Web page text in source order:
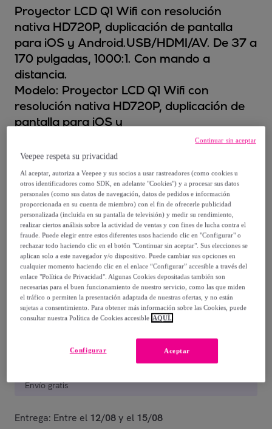
Proyector LCD Q1 Wifi con resolución
nativa HD720P, duplicación de pantalla
para iOS y Android.USB/HDMI/AV. De 37 a
170 pulgadas, 1000:1. Con mando a
distancia.
Modelo: Proyector LCD Q1 Wifi con
resolución nativa HD720P, duplicación de
pantalla para iOS y
Android.USB/HDMI/AV. De 37 a 170
pulgadas, 1000:1. Con mando a distancia.
254,00 €
639,00 €
-60%
Posible recogida de tu antiguo producto,ver condiciones
Vendido porEMPRENDIMIENTOS URBANOS
Envío gratis
Entrega: Entre el 12/08y el 15/08
Veepee respeta su privacidad
Al aceptar, autoriza a Veepee y sus socios a usar rastreadores (como cookies u
otros identificadores como SDK, en adelante "Cookies") y a procesar sus datos
personales (como sus datos de navegación, datos de pedidos e información
proporcionada en su cuenta de miembro) con el fin de ofrecerle publicidad
personalizada (incluida en su pantalla de televisión) y medir su rendimiento,
realizar ciertos análisis sobre la actividad de ventas y con fines de lucha contra el
fraude. Puede elegir entre estos diferentes usos haciendo clic en "Configurar" o
rechazar todo haciendo clic en el botón "Continuar sin aceptar". Sus elecciones se
aplican solo a este navegador y/o dispositivo. Puede cambiar sus opciones en
cualquier momento haciendo clic en el enlace “Configurar” accesible a través del
enlace "Política de Privacidad". Algunas Cookies depositadas también son
necesarias para el buen funcionamiento de nuestro servicio, como las que miden
el tráfico o permiten la presentación adaptada de nuestras ofertas, y no están
sujetas a consentimiento. Para obtener más información sobre las Cookies, puede
consultar nuestra Política de Cookies accesible AQUÍ.
Aceptar
Configurar
Continuar sin aceptar